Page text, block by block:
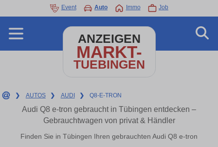
Event Auto Immo Job
ANZEIGEN
MARKT-
TUEBINGEN
❯ AUTOS ❯ AUDI ❯ Q8-E-TRON
Audi Q8 e-tron gebraucht in Tübingen entdecken –
Gebrauchtwagen von privat & Händler
Finden Sie in Tübingen Ihren gebrauchten Audi Q8 e-tron